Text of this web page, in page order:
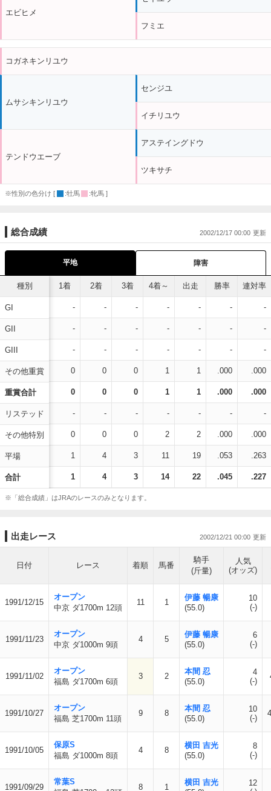
エビヒメ
フミエ
コガネキンリユウ
ムサシキンリユウ
テンドウエーブ
センジユ
イチリユウ
アステイングドウ
ツキサチ
※性別の色分け [ :牡馬 :牝馬 ]
総合成績 2002/12/17 00:00
平地 障害
種別
GI
GII
GIII
その他重賞
重賞合計
リステッド
その他特別
平場
合計
1着 2着 3着 4着～ 出走 勝率 連対率
- - - - - - -
- - - - - - -
- - - - - - -
0 0 0 1 1 .000 .000
0 0 0 1 1 .000 .000
- - - - - - -
0 0 0 2 2 .000 .000
1 4 3 11 19 .053 .263
1 4 3 14 22 .045 .227
※「総合成績」はJRAのレースのみとなります。
出走レース 2002/12/21 00:00
日付 レース 着順 馬番
騎手
(斤量)
人気
(オッズ)
1991/12/15
オープン
中京 ダ1700m 12頭
11 1
伊藤 暢康
(55.0)
10
(-)
1991/11/23
オープン
中京 ダ1000m 9頭
4 5
伊藤 暢康
(55.0)
6
(-)
1991/11/02
オープン
福島 ダ1700m 6頭
3 2
本間 忍
(55.0)
4
(-)
1991/10/27
オープン
福島 芝1700m 11頭
9 8
本間 忍
(55.0)
10
(-)
1991/10/05
保原S
福島 ダ1000m 8頭
4 8
横田 吉光
(55.0)
8
(-)
1991/09/29
常葉S
8 1
横田 吉光
12